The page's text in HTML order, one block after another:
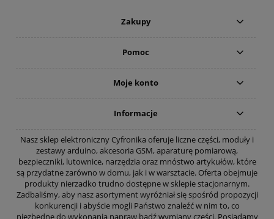
Zakupy
Pomoc
Moje konto
Informacje
Nasz sklep elektroniczny Cyfronika oferuje liczne części, moduły i
zestawy arduino, akcesoria GSM, aparaturę pomiarową,
bezpieczniki, lutownice, narzędzia oraz mnóstwo artykułów, które
są przydatne zarówno w domu, jak i w warsztacie. Oferta obejmuje
produkty nierzadko trudno dostępne w sklepie stacjonarnym.
Zadbaliśmy, aby nasz asortyment wyróżniał się spośród propozycji
konkurencji i abyście mogli Państwo znaleźć w nim to, co
niezbędne do wykonania napraw bądź wymiany części. Posiadamy